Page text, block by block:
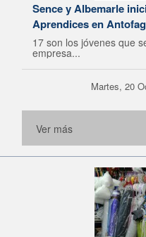
Sence y Albemarle
Aprendices en
17 son los jóvenes que
empresa...
Martes, 20
Ver más